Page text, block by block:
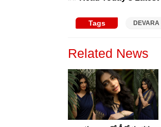
Tags DEVARA
Related News